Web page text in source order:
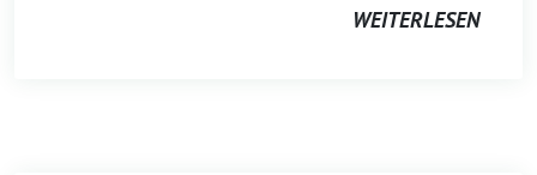
WEITERLESEN